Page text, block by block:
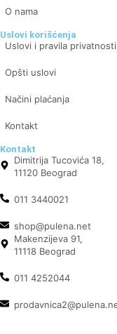
O nama
Uslovi korišćenja
Uslovi i pravila privatnosti
Opšti uslovi
Načini plaćanja
Kontakt
Kontakt
Dimitrija Tucovića 18,
11120 Beograd
011 3440021
shop@pulena.net
Makenzijeva 91,
11118 Beograd
011 4252044